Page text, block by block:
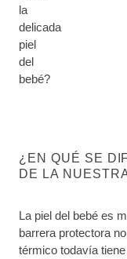
la
delicada
piel
del
bebé?
¿EN QUÉ SE
DE LA
La piel del bebé es
barrera protectora
térmico todavía